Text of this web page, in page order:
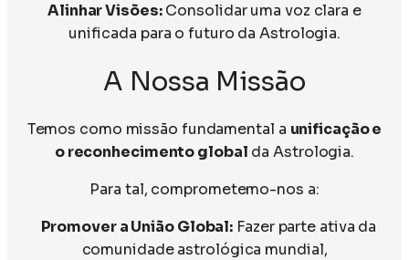
Alinhar Visões:Consolidar uma voz clara e
unificada para o futuro da Astrologia.
A Nossa Missão
Temos como missão fundamental a unificação e
o reconhecimento global da Astrologia.
Para tal, comprometemo-nos a:
Promover a União Global: Fazer parte ativa da
comunidade astrológica mundial,